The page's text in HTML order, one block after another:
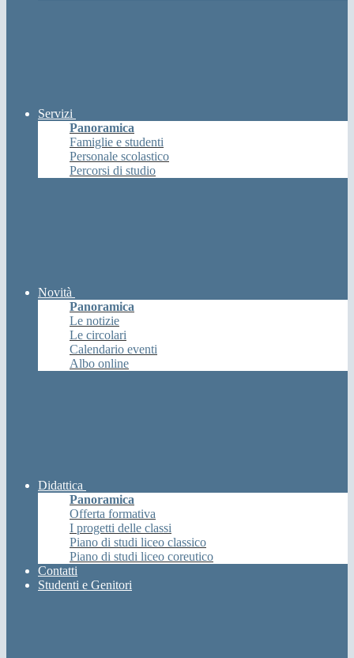
Servizi
Panoramica
Famiglie e studenti
Personale scolastico
Percorsi di studio
Novità
Panoramica
Le notizie
Le circolari
Calendario eventi
Albo online
Didattica
Panoramica
Offerta formativa
I progetti delle classi
Piano di studi liceo classico
Piano di studi liceo coreutico
Contatti
Studenti e Genitori